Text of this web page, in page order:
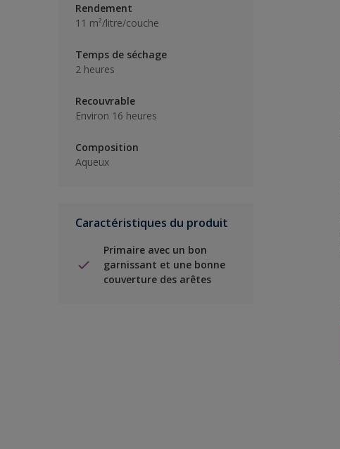
Rendement
11 m²/litre/couche
Temps de séchage
2 heures
Recouvrable
Environ 16 heures
Composition
Aqueux
Caractéristiques du produit
Primaire avec un bon
garnissant et une bonne
couverture des arêtes